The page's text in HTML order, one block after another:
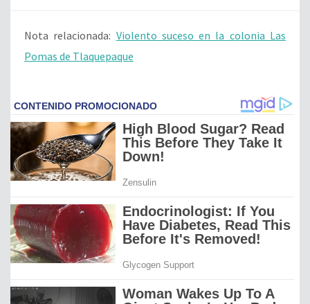
Nota relacionada: Violento suceso en la colonia Las
Pomas de Tlaquepaque